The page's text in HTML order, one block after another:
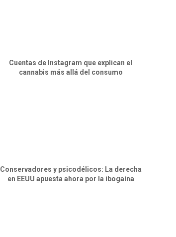
Cuentas de Instagram que explican el
cannabis más allá del consumo
Conservadores y psicodélicos: La derecha
en EEUU apuesta ahora por la ibogaína